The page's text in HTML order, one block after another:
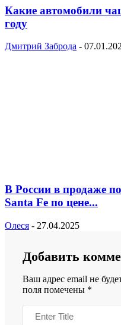
Какие автомобили
году
Дмитрий Заброда -
В России в продаже
Santa Fe по цене...
Олеся - 27.04.2025
Добавить
Ваш адрес email не
поля помечены *